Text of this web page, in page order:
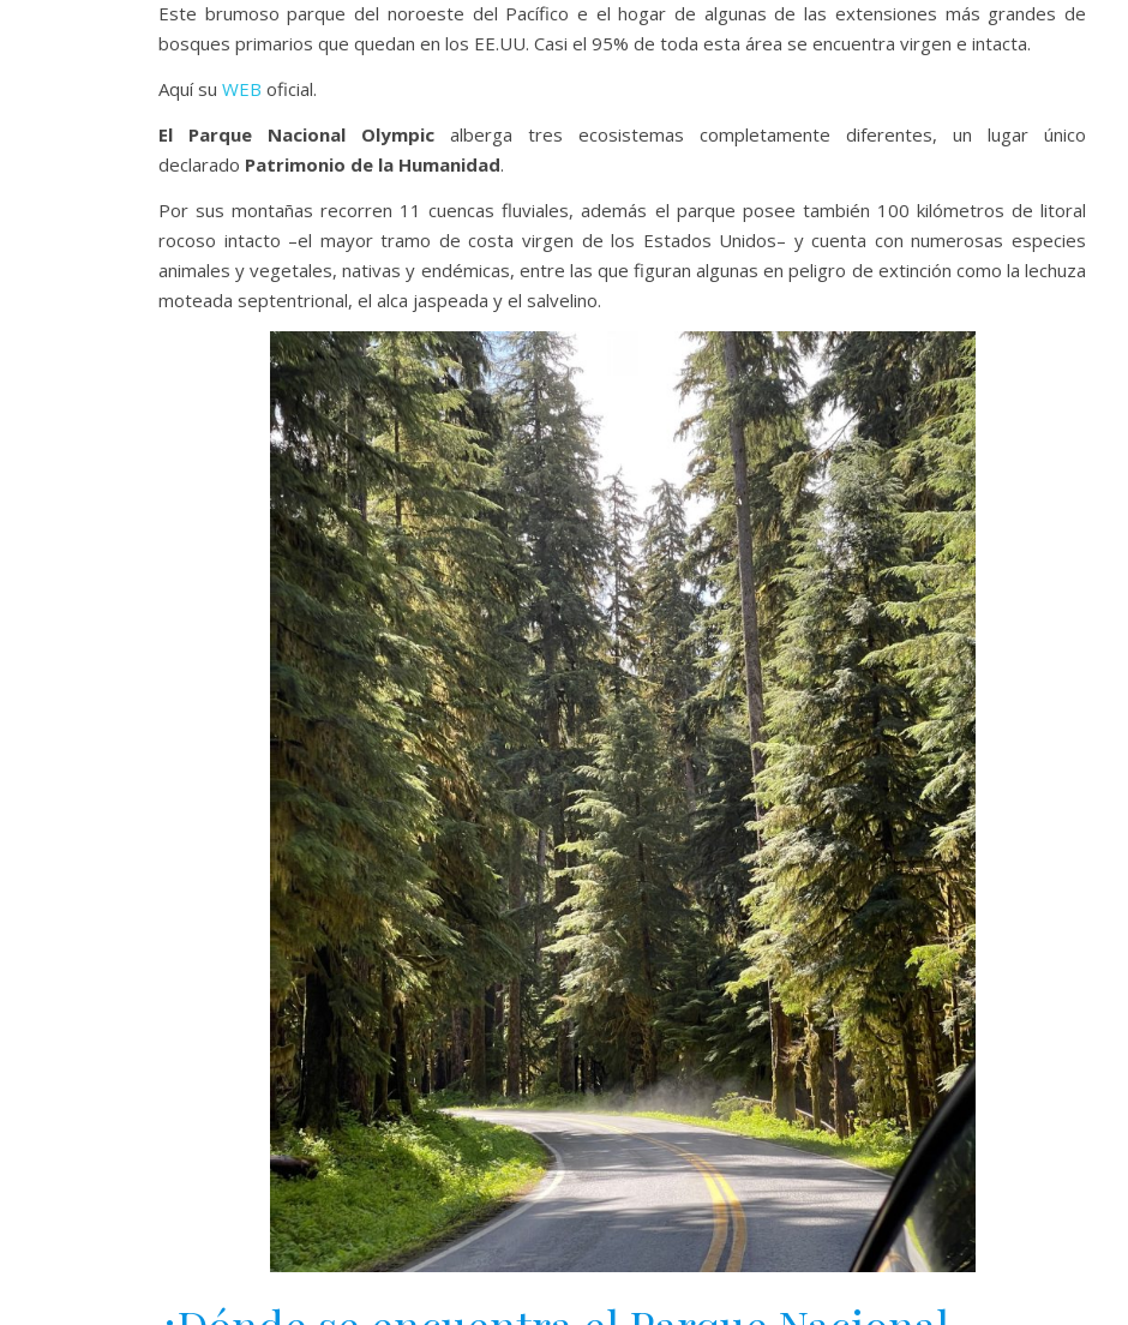
Este brumoso parque del noroeste del Pacífico e el hogar de algunas de las extensiones más grandes de
bosques primarios que quedan en los EE.UU. Casi el 95% de toda esta área se encuentra virgen e intacta.
Aquí su WEB oficial.
El Parque Nacional Olympic alberga tres ecosistemas completamente diferentes, un lugar único
declarado Patrimonio de la Humanidad.
Por sus montañas recorren 11 cuencas fluviales, además el parque posee también 100 kilómetros de litoral
rocoso intacto –el mayor tramo de costa virgen de los Estados Unidos– y cuenta con numerosas especies
animales y vegetales, nativas y endémicas, entre las que figuran algunas en peligro de extinción como la lechuza
moteada septentrional, el alca jaspeada y el salvelino.